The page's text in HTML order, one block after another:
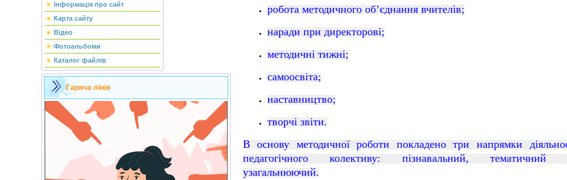
Інформація про сайт
Карта сайту
Відео
Фотоальбоми
Каталог файлів
Гаряча лінія
робота методичного об’єднання вчителів;
наради при директорові;
методичні тижні;
самоосвіта;
наставництво;
творчі звіти.
В основу методичної роботи покладено три напрямки
педагогічного колективу: пізнавальний, тематичний
узагальнюючий.